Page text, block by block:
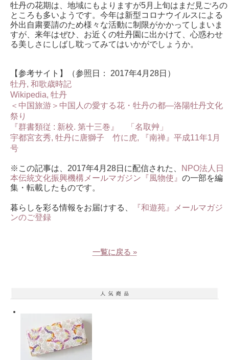
牡丹の花期は、地域にもよりますが5月上旬はまだ見ごろの
ところも多いようです。今年は新型コロナウイルスによる
外出自粛要請のため様々な活動に制限がかかってしまいま
すが、来年はぜひ、お近くの牡丹園に出かけて、心惑わせ
る美しさにしばし耽ってみてはいかがでしょうか。
【参考サイト】（参照日： 2017年4月28日）
牡丹, 和歌歳時記
Wikipedia, 牡丹
＜中国旅游＞中国人の愛する花・牡丹の都―洛陽牡丹文化
祭り
『群書類従 : 新校. 第十三巻』 「名取艸」
宇都宮玄秀, 牡丹に唐獅子 竹に虎, 『南禅』平成11年1月
号
※この記事は、2017年4月28日に配信された、
NPO法人日
本伝統文化振興機構メールマガジン『風物使』 の一部を編
集・転載したものです。
暮らしを彩る情報をお届けする、
『和遊苑』メールマガジ
ンのご登録
一覧に戻る »